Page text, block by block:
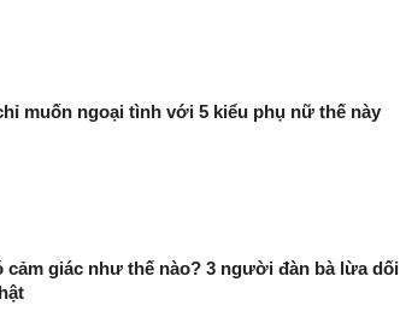
muốn ngoại tình với 5 kiểu phụ nữ thế này
cảm giác như thế nào? 3 người đàn bà lừa dối